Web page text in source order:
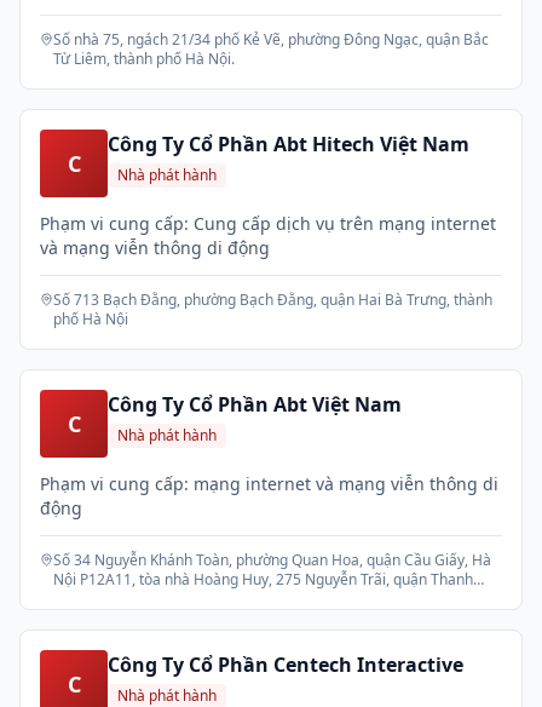
Số nhà 75, ngách 21/34 phố Kẻ Vẽ, phường Đông Ngạc, quận Bắc
Từ Liêm, thành phố Hà Nội.
C
Công Ty Cổ Phần Abt Hitech Việt Nam
Nhà phát hành
Phạm vi cung cấp: Cung cấp dịch vụ trên mạng internet
và mạng viễn thông di động
Số 713 Bạch Đằng, phường Bạch Đằng, quận Hai Bà Trưng, thành
phố Hà Nội
C
Công Ty Cổ Phần Abt Việt Nam
Nhà phát hành
Phạm vi cung cấp: mạng internet và mạng viễn thông di
động
Số 34 Nguyễn Khánh Toàn, phường Quan Hoa, quận Cầu Giấy, Hà
Nội P12A11, tòa nhà Hoàng Huy, 275 Nguyễn Trãi, quận Thanh
C
Công Ty Cổ Phần Centech Interactive
Nhà phát hành